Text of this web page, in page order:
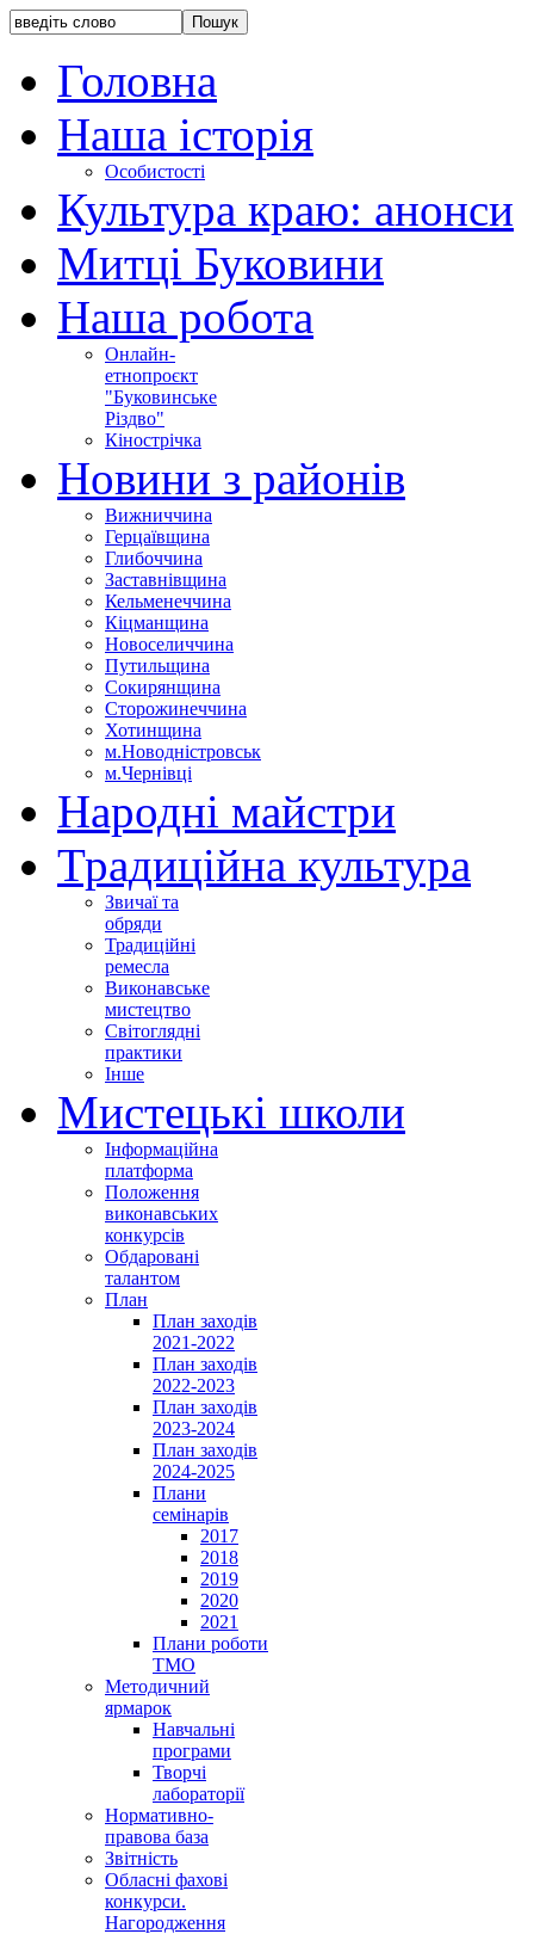
Головна
Наша історія
Особистості
Культура краю: анонси
Митці Буковини
Наша робота
Онлайн-
етнопроєкт
"Буковинське
Різдво"
Кінострічка
Новини з районів
Вижниччина
Герцаївщина
Глибоччина
Заставнівщина
Кельменеччина
Кіцманщина
Новоселиччина
Путильщина
Сокирянщина
Сторожинеччина
Хотинщина
м.Новодністровськ
м.Чернівці
Народні майстри
Традиційна культура
Звичаї та
обряди
Традиційні
ремесла
Виконавське
мистецтво
Світоглядні
практики
Інше
Мистецькі школи
Інформаційна
платформа
Положення
виконавських
конкурсів
Обдаровані
талантом
План
План заходів
2021-2022
План заходів
2022-2023
План заходів
2023-2024
План заходів
2024-2025
Плани
семінарів
2017
2018
2019
2020
2021
Плани роботи
ТМО
Методичний
ярмарок
Навчальні
програми
Творчі
лабораторії
Нормативно-
правова база
Звітність
Обласні фахові
конкурси.
Нагородження